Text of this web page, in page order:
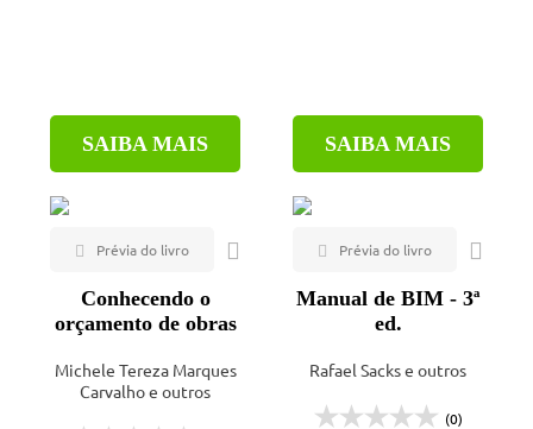
SAIBA MAIS SAIBA MAIS
Conhecendo o
orçamento de obras
Michele Tereza Marques
Carvalho e outros
Manual de BIM - 3ª
ed.
Rafael Sacks e outros
(0)